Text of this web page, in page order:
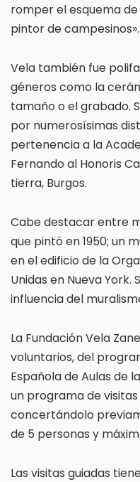
romper el esquema de
pintor de campesinos».
Vela también fue
géneros como la
tamaño o el grabado.
por numerosísimas
pertenencia a la
Fernando al Honoris
tierra, Burgos.
Cabe destacar entre
que pintó en 1950; un
en el edificio de la
Unidas en Nueva
influencia del
La Fundación Vela
voluntarios, del
Española de Aulas de
un programa de
concertándolo
de 5 personas y
Las visitas guiadas